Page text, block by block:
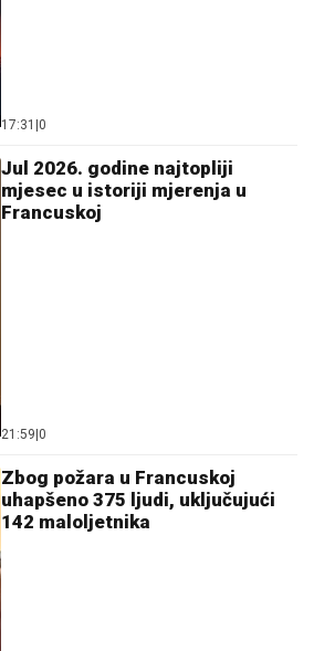
17:31 0
Јul 2026. godine najtopliji
mjesec u istoriji mjerenja u
Francuskoj
21:59 0
Zbog požara u Francuskoj
uhapšeno 375 ljudi, uključujući
142 maloljetnika